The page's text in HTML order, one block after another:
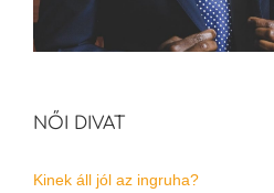
NŐI DIVAT
Kinek áll jól az ingruha?